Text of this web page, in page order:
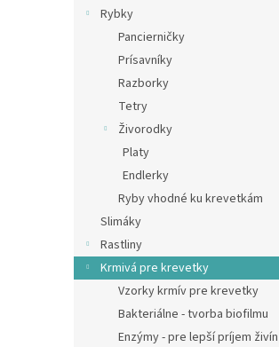
Rybky
Pancierničky
Prísavníky
Razborky
Tetry
Živorodky
Platy
Endlerky
Ryby vhodné ku krevetkám
Slimáky
Rastliny
Krmivá pre krevetky
Vzorky krmív pre krevetky
Bakteriálne - tvorba biofilmu
Enzýmy - pre lepší príjem živín